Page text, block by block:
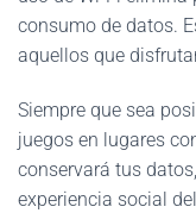
consumo de datos.
aquellos que
Siempre que sea
juegos en lugares
conservará tus
experiencia social